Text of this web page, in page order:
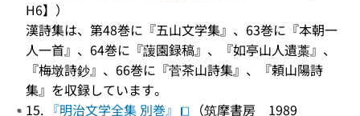
H6】）
漢詩集は、第48巻に『五山文学集』、63巻に『本朝一
人一首』、64巻に『蘐園録稿』、『如亭山人遺藁』、
『梅墩詩鈔』、66巻に『菅茶山詩集』、『頼山陽詩
集』を収録しています。
15. 『明治文学全集 別巻』
（筑摩書房 1989